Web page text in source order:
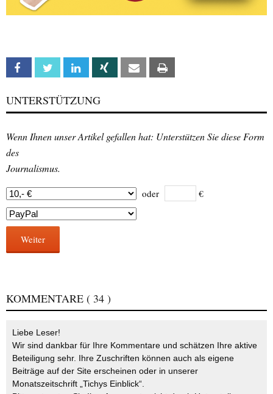
Facebook Twitter Linkedin Xing Email
UNTERSTÜTZUNG
Wenn Ihnen unser Artikel gefallen hat: Unterstützen Sie diese Form
des
Journalismus.
oder €
Weiter
KOMMENTARE ( 34 )
Liebe Leser!
Wir sind dankbar für Ihre Kommentare und schätzen Ihre aktive
Beteiligung sehr. Ihre Zuschriften können auch als eigene
Beiträge auf der Site erscheinen oder in unserer
Monatszeitschrift „Tichys Einblick“.